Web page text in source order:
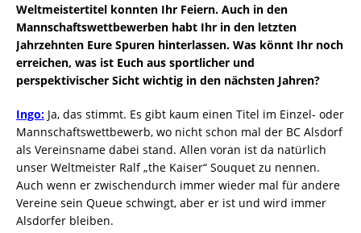
Weltmeistertitel konnten Ihr Feiern. Auch in den
Mannschaftswettbewerben habt Ihr in den letzten
Jahrzehnten Eure Spuren hinterlassen. Was könnt Ihr noch
erreichen, was ist Euch aus sportlicher und
perspektivischer Sicht wichtig in den nächsten Jahren?
Ingo: Ja, das stimmt. Es gibt kaum einen Titel im Einzel- oder
Mannschaftswettbewerb, wo nicht schon mal der BC Alsdorf
als Vereinsname dabei stand. Allen voran ist da natürlich
unser Weltmeister Ralf „the Kaiser“ Souquet zu nennen.
Auch wenn er zwischendurch immer wieder mal für andere
Vereine sein Queue schwingt, aber er ist und wird immer
Alsdorfer bleiben.